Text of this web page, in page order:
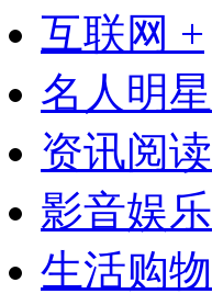
互联网 +
名人明星
资讯阅读
影音娱乐
生活购物